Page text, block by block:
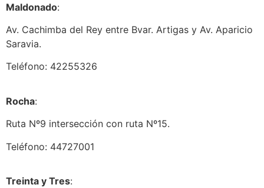
Maldonado:
Av. Cachimba del Rey entre Bvar. Artigas y Av. Aparicio
Saravia.
Teléfono: 42255326
Rocha:
Ruta Nº9 intersección con ruta Nº15.
Teléfono: 44727001
Treinta y Tres: